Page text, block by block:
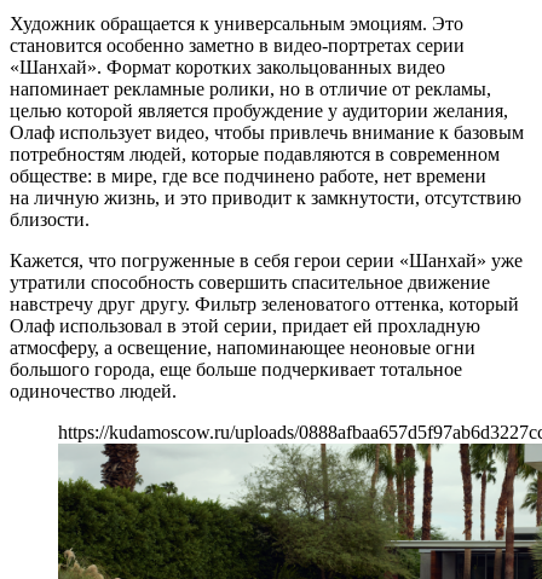
Художник обращается к универсальным эмоциям. Это
становится особенно заметно в видео-портретах серии
«Шанхай». Формат коротких закольцованных видео
напоминает рекламные ролики, но в отличие от рекламы,
целью которой является пробуждение у аудитории желания,
Олаф использует видео, чтобы привлечь внимание к базовым
потребностям людей, которые подавляются в современном
обществе: в мире, где все подчинено работе, нет времени
на личную жизнь, и это приводит к замкнутости, отсутствию
близости.
Кажется, что погруженные в себя герои серии «Шанхай» уже
утратили способность совершить спасительное движение
навстречу друг другу. Фильтр зеленоватого оттенка, который
Олаф использовал в этой серии, придает ей прохладную
атмосферу, а освещение, напоминающее неоновые огни
большого города, еще больше подчеркивает тотальное
одиночество людей.
https://kudamoscow.ru/uploads/